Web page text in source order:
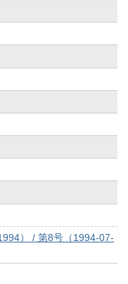
） / 第8号（1994-07-